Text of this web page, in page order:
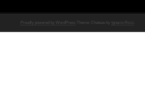
Proudly powered by WordPress Theme: Chateau by Ignacio Ricci